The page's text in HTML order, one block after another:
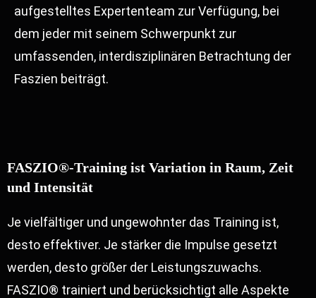
aufgestelltes Expertenteam zur Verfügung, bei
dem jeder mit seinem Schwerpunkt zur
umfassenden, interdisziplinären Betrachtung der
Faszien beiträgt.
FASZIO®-Training ist Variation in Raum, Zeit
und Intensität
Je vielfältiger und ungewohnter das Training ist,
desto effektiver. Je stärker die Impulse gesetzt
werden, desto größer der Leistungszuwachs.
FASZIO® trainiert und berücksichtigt alle Aspekte